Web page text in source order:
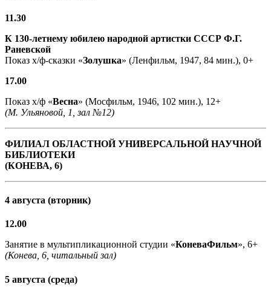
11.30
К 130-летнему юбилею народной артистки СССР Ф.Г.
Раневской
Показ х/ф-сказки «Золушка» (Ленфильм, 1947, 84 мин.), 0+
17.00
Показ х/ф «Весна» (Мосфильм, 1946, 102 мин.), 12+
(М. Ульяновой, 1, зал №12)
ФИЛИАЛ ОБЛАСТНОЙ УНИВЕРСАЛЬНОЙ НАУЧНОЙ
БИБЛИОТЕКИ
(КОНЕВА, 6)
4 августа (вторник)
12.00
Занятие в мультипликационной студии «КоневаФильм», 6+
(Конева, 6, читальный зал)
5 августа (среда)